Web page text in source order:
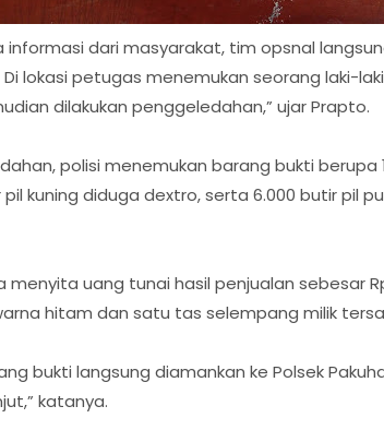
informasi dari masyarakat, tim opsnal
lokasi petugas menemukan seorang laki-
dilakukan penggeledahan,” ujar Prapto.
polisi menemukan barang bukti
kuning diduga dextro, serta 6.000 butir pil
menyita uang tunai hasil penjualan sebesar
hitam dan satu tas selempang milik
bukti langsung diamankan ke Polsek
katanya.